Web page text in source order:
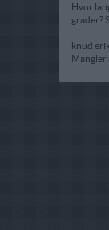
Hvor
grader?
knud
Mangler